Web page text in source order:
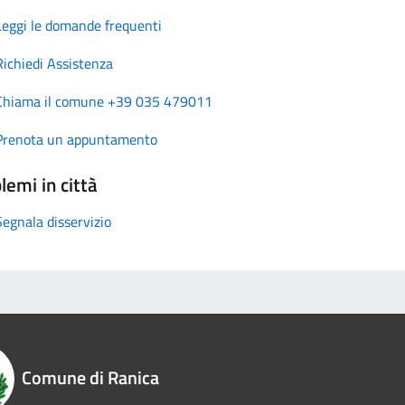
le domande frequenti
Assistenza
il comune +39 035 479011
un appuntamento
in città
disservizio
Comune di Ranica